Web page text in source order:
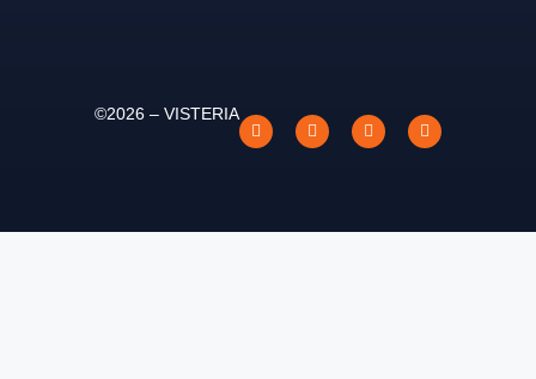
©2026 – VISTERIA